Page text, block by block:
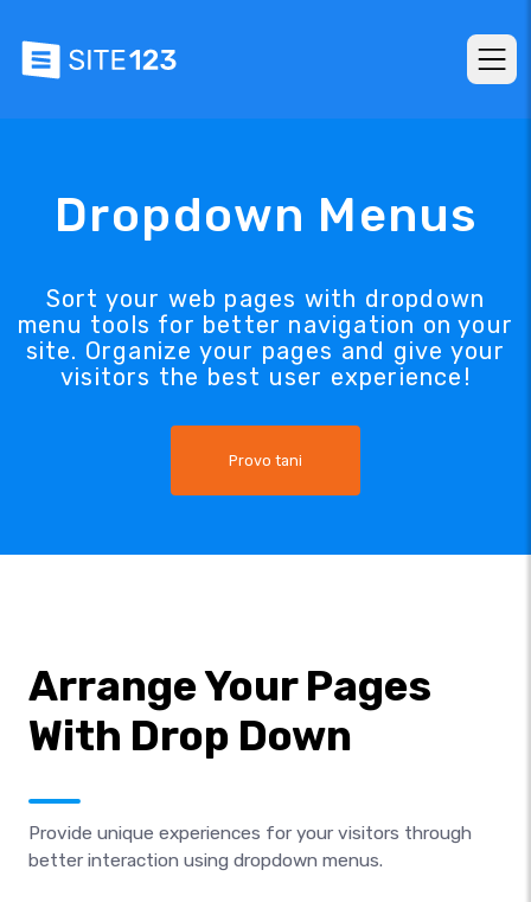
Dropdown Menus
Sort your web pages with dropdown
menu tools for better navigation on your
site. Organize your pages and give your
visitors the best user experience!
Provo tani
Arrange Your Pages
With Drop Down
Provide unique experiences for your visitors through
better interaction using dropdown menus.